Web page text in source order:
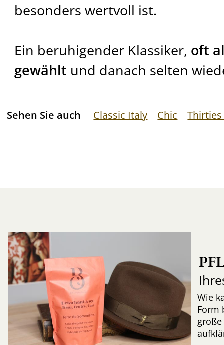
besonders wertvoll ist.
Ein beruhigender Klassiker, oft
gewählt und danach selten
Sehen Sie auch Classic Italy Chic
Wie
Form